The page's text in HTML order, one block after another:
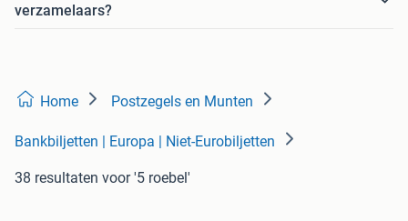
verzamelaars?
Home Postzegels en Munten
Bankbiljetten | Europa | Niet-Eurobiljetten
38 resultaten voor '5 roebel'